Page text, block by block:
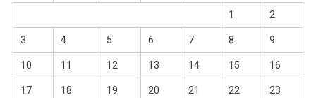
1 2
3 4 5 6 7 8 9
10 11 12 13 14 15 16
17 18 19 20 21 22 23